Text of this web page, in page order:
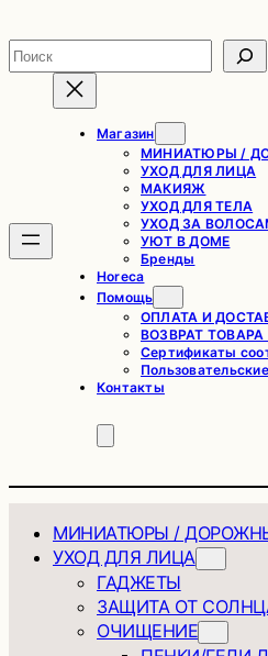
содержимому
Поиск
Магазин
МИНИАТЮРЫ /
УХОД ДЛЯ ЛИЦА
МАКИЯЖ
УХОД ДЛЯ ТЕЛА
УХОД ЗА
УЮТ В ДОМЕ
Бренды
Horeca
Помощь
ОПЛАТА И
ВОЗВРАТ
Сертификаты
Контакты
МИНИАТЮРЫ /
УХОД ДЛЯ ЛИЦА
ГАДЖЕТЫ
ЗАЩИТА ОТ
ОЧИЩЕНИЕ